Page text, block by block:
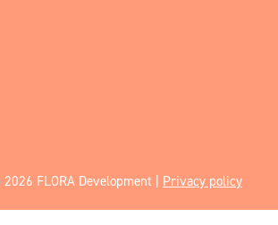
FLORA Development | Privacy policy